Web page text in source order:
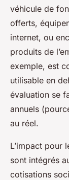
véhicule de
offerts,
internet, ou
produits de
exemple, est
utilisable en
évaluation se
annuels
au réel.
L’impact pour
sont intégrés
cotisations